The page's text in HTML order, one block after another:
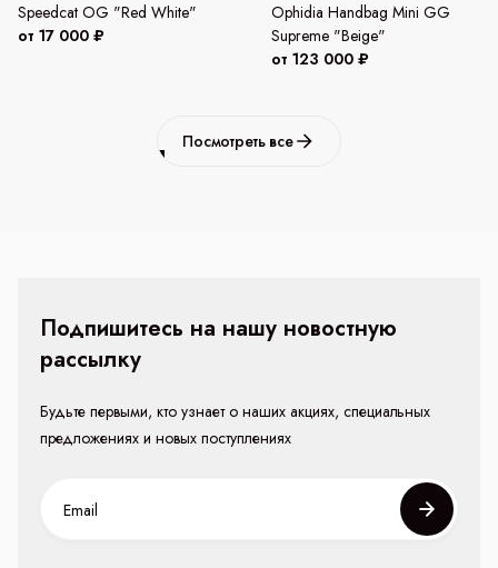
Speedcat OG "Red White"
от 17 000 ₽
Ophidia Handbag Mini GG
Supreme "Beige"
от 123 000 ₽
Посмотреть все
Подпишитесь на нашу новостную
рассылку
Будьте первыми, кто узнает о наших акциях, специальных
предложениях и новых поступлениях